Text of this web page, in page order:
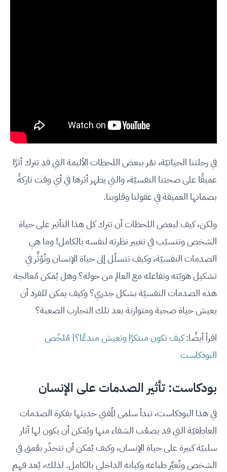
في رحلتنا الحياتيّة، نمُر ببعض اللحظات الأليمة التي قد تترك أثرًا
عميقًا على صحتنا النفسيّة، والتي يظهر أثرها في أي وقت تاركةً
بصماتها العميقة في عقولنا وقلوبنا.
ولكن، كيف لبعض اللحظات أن تترك كل هذا التأثير على حياة
الشخص وتتسبّب في تغيير نظرته لنفسه بالكامل! وما هي
الصدمات النفسيّة، وكيف تتسلّل إلى حياة الإنسان وتُؤثِّر في
تشكيل هويّته وتفاعله مع العالم من حوله؟ وهل يُمكن مُعالجة
هذه الصدمات النفسيّة بشكل جذري؟ وكيف يمكن للفرد أن
يعيش حياة صحية ومتوازنة بعد تلك التجارب الصعبة؟
اقرأ أيضًا:كيف تكون مبتكرًا وتعيش مبدعًا؟| مُلخّص
البودكاست
بودكاست: تأثير الصدمات على الإنسان
في هذا البودكاست، تبدأ سلمى المُفتي حديثها بفكرة الصدمات
العاطفيّة التي قد يصعُب الشفاء منها ويُمكن أن يكون لها آثار
سلبيّة كبيرة على حياة الإنسان، وكيف يُمكن أن تتجذّر بعُمق في
الشخص وتُغيِّر طباعه وكيانه الداخلي بالكامل. لذلك، يُعد فهم